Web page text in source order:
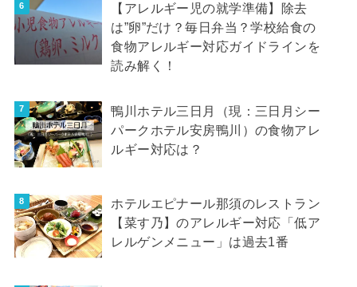
【アレルギー児の就学準備】除去
は”卵”だけ？毎日弁当？学校給食の
食物アレルギー対応ガイドラインを
読み解く！
鴨川ホテル三日月（現：三日月シー
パークホテル安房鴨川）の食物アレ
ルギー対応は？
ホテルエピナール那須のレストラン
【菜す乃】のアレルギー対応「低ア
レルゲンメニュー」は過去1番